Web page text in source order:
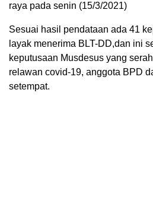
raya pada senin (15/3/2021)
Sesuai hasil pendataan ada 41
layak menerima BLT-DD,dan ini
keputusaan Musdesus yang
relawan covid-19, anggota BPD
setempat.